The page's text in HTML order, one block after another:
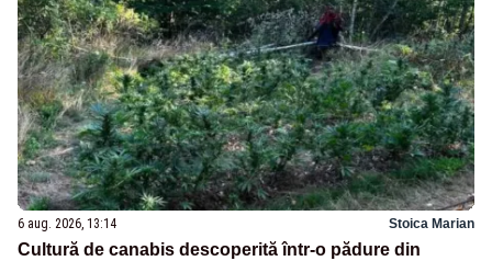
6 aug. 2026, 13:14 Stoica Marian
Cultură de canabis descoperită într-o pădure din